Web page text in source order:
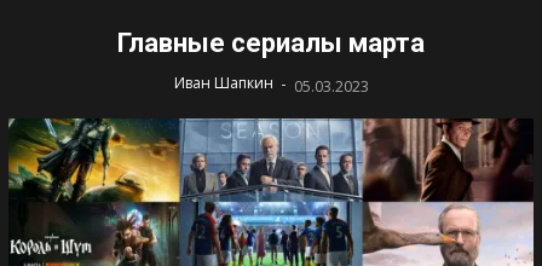
Главные сериалы марта
Иван Шапкин - 05.03.2023